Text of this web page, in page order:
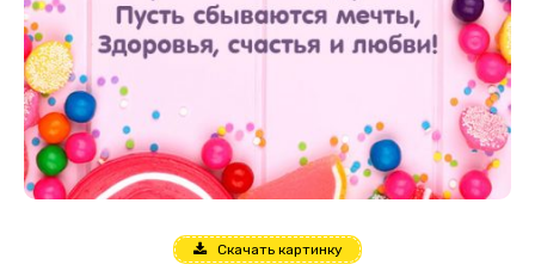
Скачать картинку